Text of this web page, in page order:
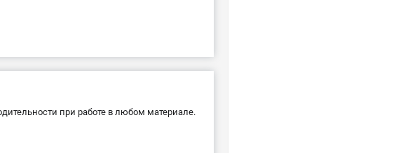
при работе в любом материале.